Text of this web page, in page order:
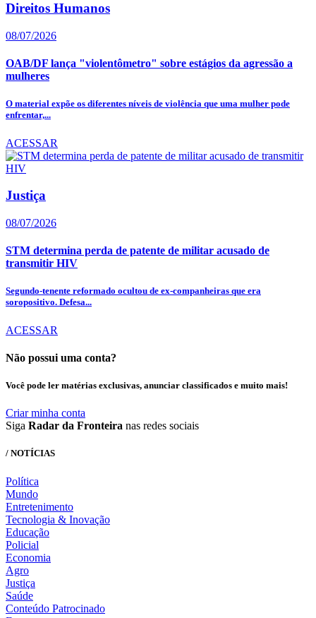
Direitos Humanos
08/07/2026
OAB/DF lança "violentômetro" sobre estágios da agressão a
mulheres
O material expõe os diferentes níveis de violência que uma mulher pode
enfrentar,...
ACESSAR
Justiça
08/07/2026
STM determina perda de patente de militar acusado de
transmitir HIV
Segundo-tenente reformado ocultou de ex-companheiras que era
soropositivo. Defesa...
ACESSAR
Não possui uma conta?
Você pode ler matérias exclusivas, anunciar classificados e muito mais!
Criar minha conta
Siga Radar da Fronteira nas redes sociais
/ NOTÍCIAS
Política
Mundo
Entretenimento
Tecnologia & Inovação
Educação
Policial
Economia
Agro
Justiça
Saúde
Conteúdo Patrocinado